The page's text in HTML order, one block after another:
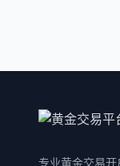
专业黄金交易